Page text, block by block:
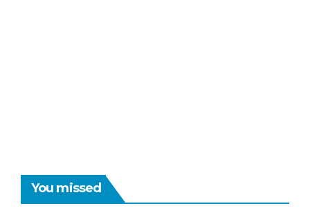
You missed